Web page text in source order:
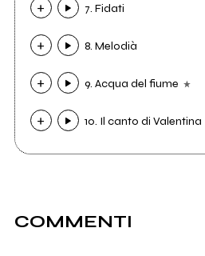
7. Fidati
8. Melodià
9. Acqua del fiume
10. Il canto di Valentina
COMMENTI